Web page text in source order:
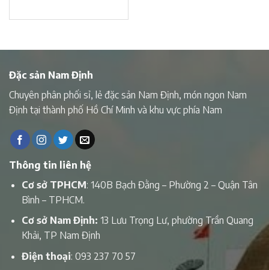
Đặc sản Nam Định
Chuyên phân phối sỉ, lẻ đặc sản Nam Định, món ngon Nam
Định tại thành phố Hồ Chí Minh và khu vực phía Nam
Thông tin liên hệ
Cơ sở TPHCM: 140B Bạch Đằng – Phường 2 – Quận Tân
Bình – TPHCM.
Cơ sở Nam Định: 13 Lưu Trọng Lư, phường Trần Quang
Khải, TP Nam Định
Điện thoại: 093 237 70 57